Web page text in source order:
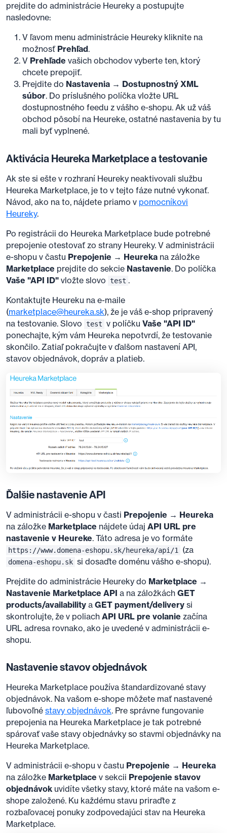
prejdite do administrácie Heureky a postupujte
nasledovne:
V ľavom menu administrácie Heureky kliknite na
možnosť Prehľad.
V Prehľade vašich obchodov vyberte ten, ktorý
chcete prepojiť.
Prejdite do Nastavenia → Dostupnostný XML
súbor. Do príslušného políčka vložte URL
dostupnostného feedu z vášho e-shopu. Ak už váš
obchod pôsobí na Heureke, ostatné nastavenia by tu
mali byť vyplnené.
Aktivácia Heureka Marketplace a testovanie
Ak ste si ešte v rozhraní Heureky neaktivovali službu
Heureka Marketplace, je to v tejto fáze nutné vykonať.
Návod, ako na to, nájdete priamo v pomocníkovi
Heureky.
Po registrácii do Heureka Marketplace bude potrebné
prepojenie otestovať zo strany Heureky. V administrácii
e-shopu v častu Prepojenie → Heureka na záložke
Marketplace prejdite do sekcie Nastavenie. Do políčka
Vaše "API ID" vložte slovo test .
Kontaktujte Heureku na e-maile
(marketplace@heureka.sk), že je váš e-shop pripravený
na testovanie. Slovo test v políčku Vaše "API ID"
ponechajte, kým vám Heureka nepotvrdí, že testovanie
skončilo. Zatiaľ pokračujte v ďalšom nastavení API,
stavov objednávok, dopráv a platieb.
Ďalšie nastavenie API
V administrácii e-shopu v časti Prepojenie → Heureka
na záložke Marketplace nájdete údaj API URL pre
nastavenie v Heureke. Táto adresa je vo formáte
https://www.domena-eshopu.sk/heureka/api/1 (za
domena-eshopu.sk si dosaďte doménu vášho e-shopu).
Prejdite do administrácie Heureky do Marketplace →
Nastavenie Marketplace API a na záložkách GET
products/availability a GET payment/delivery si
skontrolujte, že v poliach API URL pre volanie začína
URL adresa rovnako, ako je uvedené v administrácii e-
shopu.
Nastavenie stavov objednávok
Heureka Marketplace používa štandardizované stavy
objednávok. Na vašom e-shope môžete mať nastavené
ľubovoľné stavy objednávok. Pre správne fungovanie
prepojenia na Heureka Marketplace je tak potrebné
spárovať vaše stavy objednávky so stavmi objednávky na
Heureka Marketplace.
V administrácii e-shopu v častu Prepojenie → Heureka
na záložke Marketplace v sekcii Prepojenie stavov
objednávok uvidíte všetky stavy, ktoré máte na vašom e-
shope založené. Ku každému stavu priraďte z
rozbaľovacej ponuky zodpovedajúci stav na Heureka
Marketplace.